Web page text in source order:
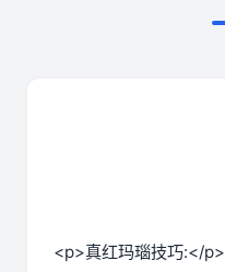
<p>真红玛瑙技巧:</p>